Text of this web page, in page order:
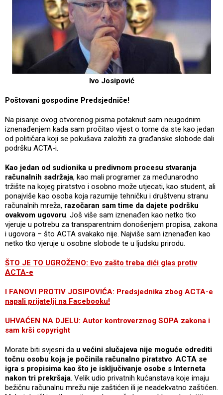
Ivo Josipović
Poštovani gospodine Predsjedniče!
Na pisanje ovog otvorenog pisma potaknut sam neugodnim
iznenađenjem kada sam pročitao vijest o tome da ste kao jedan
od političara koji se pokušava založiti za građanske slobode dali
podršku ACTA-i.
Kao jedan od sudionika u predivnom procesu stvaranja
računalnih sadržaja, kao mali programer za međunarodno
tržište na kojeg piratstvo i osobno može utjecati, kao student, ali
ponajviše kao osoba koja razumije tehničku i društvenu stranu
računalnih mreža, razočaran sam time da dajete podršku
ovakvom ugovoru. Još više sam iznenađen kao netko tko
vjeruje u potrebu za transparentnim donošenjem propisa, zakona
i ugovora – što ACTA svakako nije. Najviše sam iznenađen kao
netko tko vjeruje u osobne slobode te u ljudsku prirodu.
ŠTO JE TO UGROŽENO: Evo zašto treba dići glas protiv
ACTA-e
I FANOVI PROTIV JOSIPOVIĆA: Predsjednika zbog ACTA-e
napali prijatelji na Facebooku!
UHVAĆEN NA DJELU: Autor kontroverznog SOPA zakona i
sam krši copyright
Morate biti svjesni da u većini slučajeva nije moguće odrediti
točnu osobu koja je počinila računalno piratstvo. ACTA se
igra s propisima kao što je isključivanje osobe s Interneta
nakon tri prekršaja. Velik udio privatnih kućanstava koje imaju
bežičnu računalnu mrežu nije zaštićen ili je neadekvatno zaštićen.